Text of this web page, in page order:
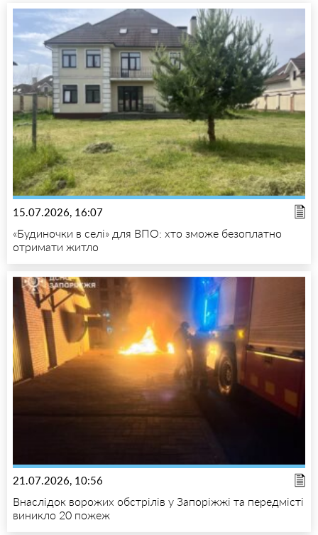
15.07.2026, 16:07
«Будиночки в селі» для ВПО: хто зможе безоплатно
отримати житло
21.07.2026, 10:56
Внаслідок ворожих обстрілів у Запоріжжі та передмісті
виникло 20 пожеж